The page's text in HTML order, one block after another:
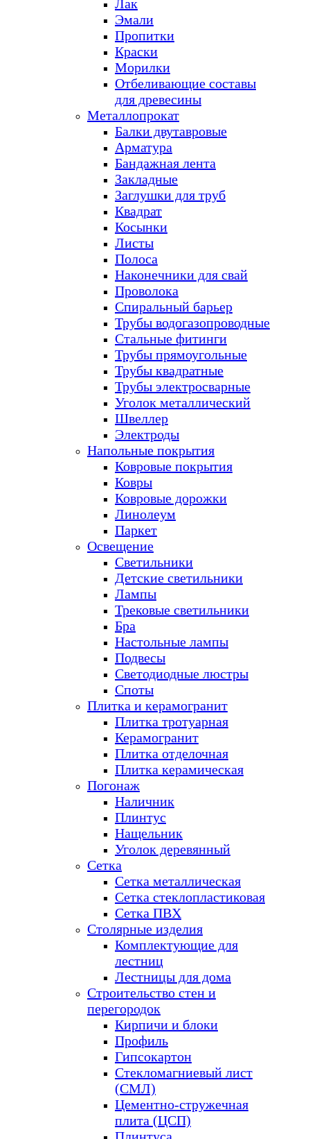
Лак
Эмали
Пропитки
Краски
Морилки
Отбеливающие составы
для древесины
Металлопрокат
Балки двутавровые
Арматура
Бандажная лента
Закладные
Заглушки для труб
Квадрат
Косынки
Листы
Полоса
Наконечники для свай
Проволока
Спиральный барьер
Трубы водогазопроводные
Стальные фитинги
Трубы прямоугольные
Трубы квадратные
Трубы электросварные
Уголок металлический
Швеллер
Электроды
Напольные покрытия
Ковровые покрытия
Ковры
Ковровые дорожки
Линолеум
Паркет
Освещение
Светильники
Детские светильники
Лампы
Трековые светильники
Бра
Настольные лампы
Подвесы
Светодиодные люстры
Споты
Плитка и керамогранит
Плитка тротуарная
Керамогранит
Плитка отделочная
Плитка керамическая
Погонаж
Наличник
Плинтус
Нащельник
Уголок деревянный
Сетка
Сетка металлическая
Сетка стеклопластиковая
Сетка ПВХ
Столярные изделия
Комплектующие для
лестниц
Лестницы для дома
Строительство стен и
перегородок
Кирпичи и блоки
Профиль
Гипсокартон
Стекломагниевый лист
(СМЛ)
Цементно-стружечная
плита (ЦСП)